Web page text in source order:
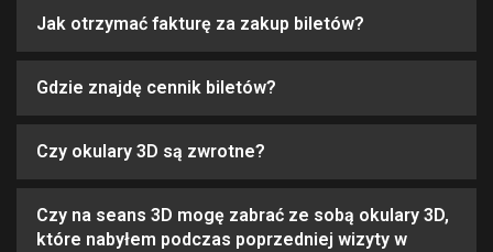
Jak otrzymać fakturę za zakup biletów?
Gdzie znajdę cennik biletów?
Czy okulary 3D są zwrotne?
Czy na seans 3D mogę zabrać ze sobą okulary 3D,
które nabyłem podczas poprzedniej wizyty w